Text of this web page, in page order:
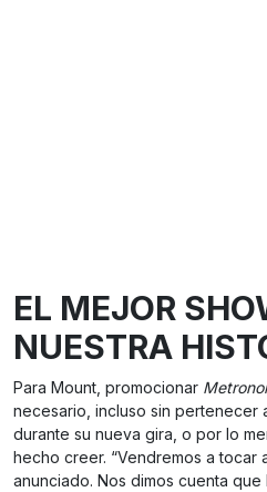
EL MEJOR
NUESTRA
Para Mount, promocionar
necesario, incluso sin pertenecer
durante su nueva gira, o por lo
hecho creer. “Vendremos a tocar
anunciado. Nos dimos cuenta